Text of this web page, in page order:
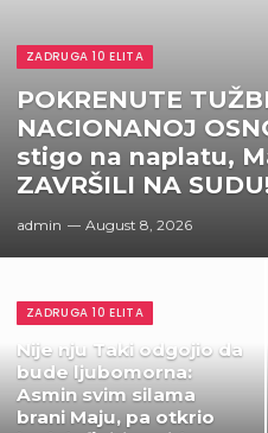
ZADRUGA 10 ELITA
POKRENUTE
NACIONANOJ
stigo na naplatu,
ZAVRŠILI NA
admin August 8, 2026
ZADRUGA 10 ELITA
Nije nju Taki odgojio da
bude ljubomorna:
Asmin svim silama
brani Maju, pa otkrio